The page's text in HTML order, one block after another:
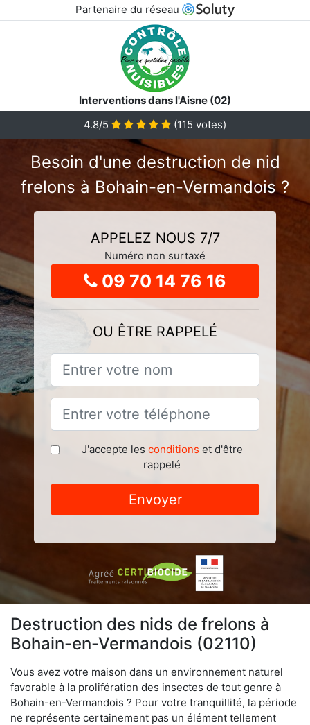
Partenaire du réseau
Interventions dans l'Aisne (02)
4.8/5 (115 votes)
Besoin d'une destruction de nid
frelons à Bohain-en-Vermandois ?
APPELEZ NOUS 7/7
Numéro non surtaxé
09 70 14 76 16
OU ÊTRE RAPPELÉ
J'accepte les conditions et d'être
rappelé
Envoyer
Destruction des nids de frelons à
Bohain-en-Vermandois (02110)
Vous avez votre maison dans un environnement naturel
favorable à la prolifération des insectes de tout genre à
Bohain-en-Vermandois ? Pour votre tranquillité, la période
ne représente certainement pas un élément tellement